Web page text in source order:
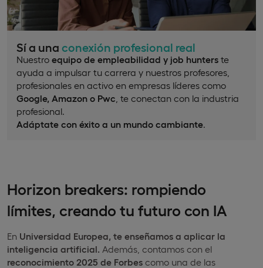
Sí a una conexión profesional real
Nuestro equipo de empleabilidad y job hunters te
ayuda a impulsar tu carrera y nuestros profesores,
profesionales en activo en empresas líderes como
Google, Amazon o Pwc , te conectan con la industria
profesional.
Adáptate con éxito a un mundo cambiante
Horizon breakers: rompiendo
límites, creando tu futuro con IA
En Universidad Europea, te enseñamos a aplicar la
inteligencia artificial. Además, contamos con el
reconocimiento 2025 de Forbes como una de las